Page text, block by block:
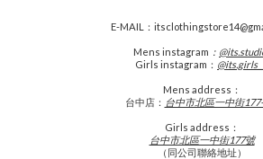
E-MAIL：
Mens instagram ：
Girls instagram： @its.girls___
Mens address：
台中店： 台中市北區一中街
Girls address：
台中市北區一中街177號
（同公司聯絡地址）